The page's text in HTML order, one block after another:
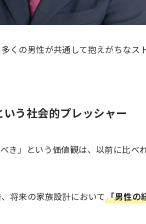
くの男性が共通して抱えがちなス
う社会的プレッシャー
き」という価値観は、以前に比べ
将来の家族設計において「男性の